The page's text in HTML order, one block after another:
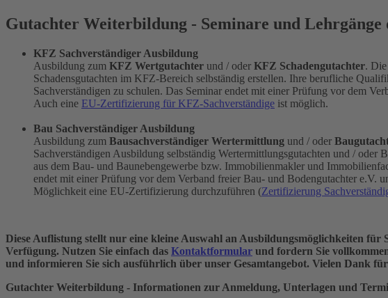
Gutachter Weiterbildung - Seminare und
KFZ Sachverständiger Ausbildung
Ausbildung zum KFZ Wertgutachter und / oder KFZ Schadengutachter.
Schadensgutachten im KFZ-Bereich selbständig erstellen. Ihre berufliche
Sachverständigen zu schulen. Das Seminar endet mit einer Prüfung vor dem
Auch eine EU-Zertifizierung für KFZ-Sachverständige ist möglich.
Bau Sachverständiger Ausbildung
Ausbildung zum Bausachverständiger Wertermittlung und / oder
Sachverständigen Ausbildung selbständig Wertermittlungsgutachten und /
aus dem Bau- und Baunebengewerbe bzw. Immobilienmakler und
endet mit einer Prüfung vor dem Verband freier Bau- und Bodengutachter e.V.
Möglichkeit eine EU-Zertifizierung durchzuführen (Zertifizierung
Diese Auflistung stellt nur eine kleine Auswahl an Ausbildungsmöglichkeiten
Verfügung. Nutzen Sie einfach das Kontaktformular und fordern Sie
und informieren Sie sich ausführlich über unser Gesamtangebot. Vielen Dank
Gutachter Weiterbildung - Informationen zur Anmeldung, Unterlagen und